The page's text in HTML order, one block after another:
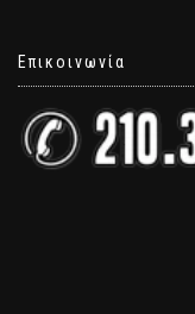
Επικοινωνία